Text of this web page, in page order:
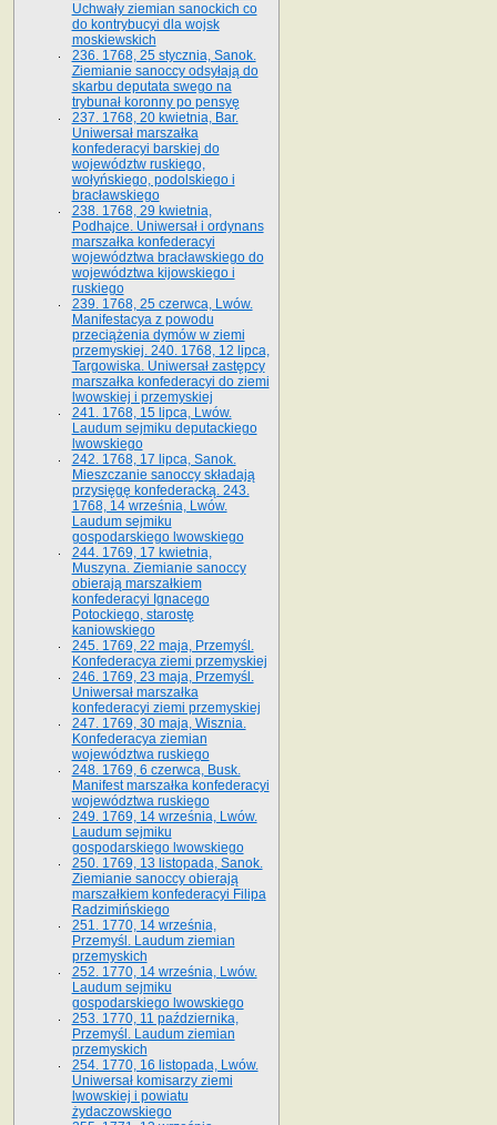
Uchwały ziemian sanockich co
do kontrybucyi dla wojsk
moskiewskich
236. 1768, 25 stycznia, Sanok.
Ziemianie sanoccy odsyłają do
skarbu deputata swego na
trybunał koronny po pensyę
237. 1768, 20 kwietnia, Bar.
Uniwersał marszałka
konfederacyi barskiej do
województw ruskiego,
wołyńskiego, podolskiego i
bracławskiego
238. 1768, 29 kwietnia,
Podhajce. Uniwersał i ordynans
marszałka konfederacyi
województwa bracławskiego do
wo­jewództwa kijowskiego i
ruskiego
239. 1768, 25 czerwca, Lwów.
Manifestacya z powodu
przeciążenia dymów w ziemi
przemyskiej. 240. 1768, 12 lipca,
Targowiska. Uniwersał zastępcy
marszałka konfederacyi do ziemi
lwowskiej i przemyskiej
241. 1768, 15 lipca, Lwów.
Laudum sejmiku deputackiego
lwowskiego
242. 1768, 17 lipca, Sanok.
Mieszczanie sanoccy składają
przysięgę konfederacką. 243.
1768, 14 września, Lwów.
Laudum sejmiku
gospodarskiego lwowskiego
244. 1769, 17 kwietnia,
Muszyna. Ziemianie sanoccy
obierają marszałkiem
konfederacyi Ignacego
Potockiego, starostę
kaniowskiego
245. 1769, 22 maja, Przemyśl.
Konfederacya ziemi przemyskiej
246. 1769, 23 maja, Przemyśl.
Uniwersał marszałka
konfederacyi ziemi przemyskiej
247. 1769, 30 maja, Wisznia.
Konfederacya ziemian
województwa ruskiego
248. 1769, 6 czerwca, Busk.
Manifest marszałka konfederacyi
województwa ruskiego
249. 1769, 14 września, Lwów.
Laudum sejmiku
gospodarskiego lwowskiego
250. 1769, 13 listopada, Sanok.
Ziemianie sanoccy obierają
marszałkiem konfederacyi Filipa
Radzimińskiego
251. 1770, 14 września,
Przemyśl. Laudum ziemian
przemyskich
252. 1770, 14 września, Lwów.
Laudum sejmiku
gospodarskiego lwowskiego
253. 1770, 11 października,
Przemyśl. Laudum ziemian
przemyskich
254. 1770, 16 listopada, Lwów.
Uniwersał komisarzy ziemi
lwowskiej i powiatu
żydaczowskiego